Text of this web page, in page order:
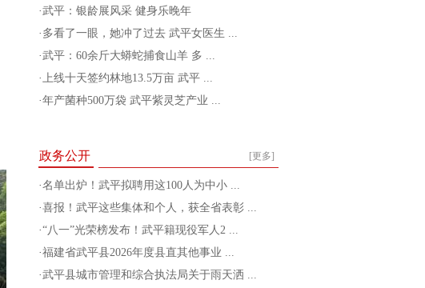
·武平：银龄展风采 健身乐晚年
· 多看了一眼，她冲了过去 武平女医生 ...
·武平：60余斤大蟒蛇捕食山羊 多 ...
·上线十天签约林地13.5万亩 武平 ...
·年产菌种500万袋 武平紫灵芝产业 ...
[更多]
政务公开
·名单出炉！武平拟聘用这100人为中小 ...
·喜报！武平这些集体和个人，获全省表彰 ...
·“八一”光荣榜发布！武平籍现役军人2 ...
·福建省武平县2026年度县直其他事业 ...
·武平县城市管理和综合执法局关于雨天洒 ...